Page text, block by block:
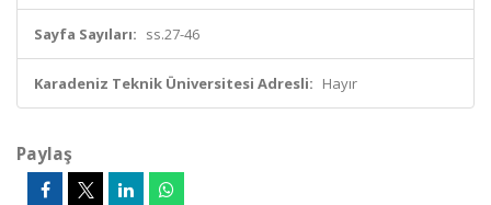
Sayfa Sayıları: ss.27-46
Karadeniz Teknik Üniversitesi Adresli: Hayır
Paylaş